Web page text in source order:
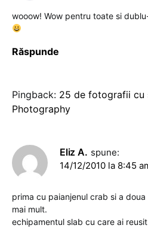
wooow! Wow pentru toate si
Răspunde
Pingback: 25 de fotografii cu
Photography
Eliz A. spune:
14/12/2010 la 8:45
prima cu paianjenul crab si a
mai mult.
echipamentul slab cu care ai